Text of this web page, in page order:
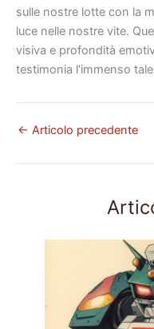
sulle nostre lotte con la
luce nelle nostre vite.
visiva e profondità
testimonia l’immenso
← Articolo precedente